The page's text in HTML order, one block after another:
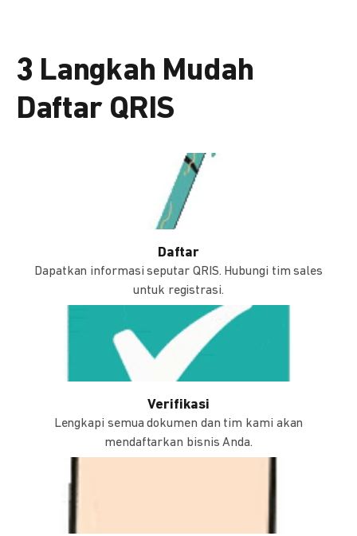
3 Langkah Mudah
Daftar QRIS
Daftar
Dapatkan informasi seputar QRIS. Hubungi tim sales
untuk registrasi.
Verifikasi
Lengkapi semua dokumen dan tim kami akan
mendaftarkan bisnis Anda.